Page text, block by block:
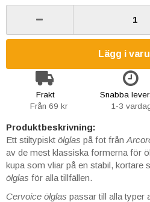
Lägg i
Frakt
Från 69 kr
Snabba
1-3
Produktbeskrivning:
Ett stiltypiskt ölglas på fot från
av de mest klassiska formerna för
kupa som vliar på en stabil, kortare
ölglas för alla tillfällen.
Cervoice ölglas passar till alla typer